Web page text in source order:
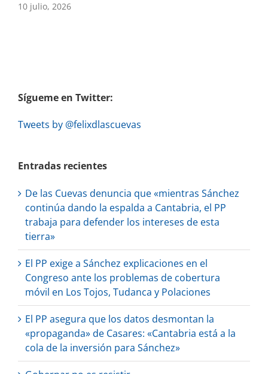
10 julio, 2026
Sígueme en Twitter:
Tweets by @felixdlascuevas
Entradas recientes
De las Cuevas denuncia que «mientras Sánchez
continúa dando la espalda a Cantabria, el PP
trabaja para defender los intereses de esta
tierra»
El PP exige a Sánchez explicaciones en el
Congreso ante los problemas de cobertura
móvil en Los Tojos, Tudanca y Polaciones
El PP asegura que los datos desmontan la
«propaganda» de Casares: «Cantabria está a la
cola de la inversión para Sánchez»